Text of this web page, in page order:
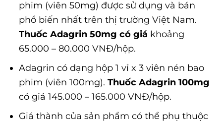
phim (viên 50mg) được sử dụng và bán
phổ biến nhất trên thị trường Việt Nam.
Thuốc Adagrin 50mg có giá khoảng
65.000 – 80.000 VNĐ/hộp.
Adagrin có dạng hộp 1 vỉ x 3 viên nén bao
phim (viên 100mg).Thuốc Adagrin 100mg
có giá 145.000 – 165.000 VNĐ/hộp.
Giá thành của sản phẩm có thể phụ thuộc